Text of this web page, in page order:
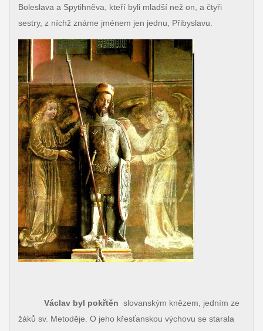
Boleslava a Spytihněva, kteří byli mladší než on, a čtyři
sestry, z níchž známe jménem jen jednu, Přibyslavu.
Václav byl pokřtěn slovanským knězem, jedním ze
žáků sv. Metoděje. O jeho křesťanskou výchovu se starala